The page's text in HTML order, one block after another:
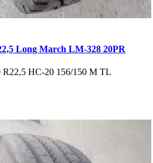
Long March LM-328 20PR
R22,5 НС-20 156/150 М TL